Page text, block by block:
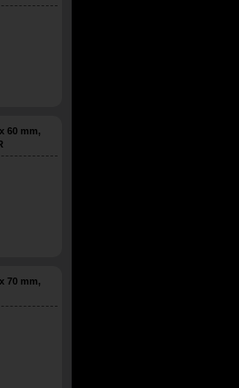
60 mm,
70 mm,